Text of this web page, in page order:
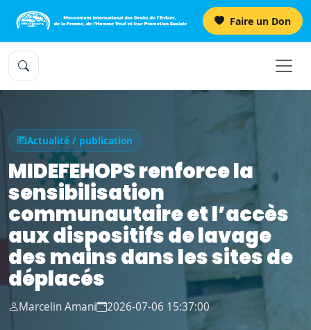
Faire un Don
Actualité / publication
MIDEFEHOPS renforce la
sensibilisation
communautaire et l’accès
aux dispositifs de lavage
des mains dans les sites de
déplacés
Marcelin Amani 2026-07-06 15:37:00